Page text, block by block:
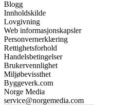
Blogg
Innholdskilde
Lovgivning
Web informasjonskapsler
Personvernerklæring
Rettighetsforhold
Handelsbetingelser
Brukervennlighet
Miljøbevissthet
Byggeverk.com
Norge Media
service@norgemedia.com